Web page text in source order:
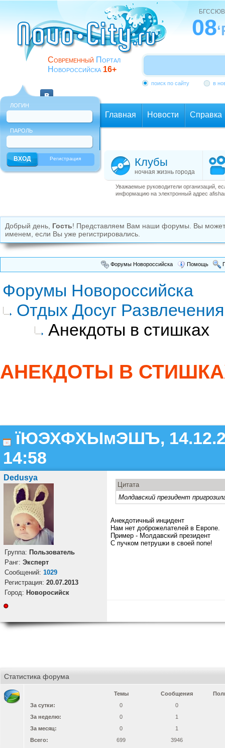
Современный Портал
Новороссийска 16+
08
поиск по сайту в
ЛОГИН
ПАРОЛЬ
Регистрация
Главная Новости Справка
Клубы
ночная жизнь города
Уважаемые руководители организаций,
информацию на электронный адрес
Добрый день, Гость! Представляем Вам наши форумы. Вы
именем, если Вы уже регистрировались.
Форумы Новороссийска Помощь
Форумы Новороссийска
Отдых Досуг Развлечения
Анекдоты в стишках
АНЕКДОТЫ В
їЮЭХФХЫмЭШЪ,
14:58
Dedusya
Группа: Пользователь
Ранг: Эксперт
Cообщений: 1029
Регистрация: 20.07.2013
Город: Новоросийск
Цитата
Молдавский президент
Анекдотичный инцидент
Нам нет доброжелателей в Европе.
Пример - Молдавский президент
С пучком петрушки в своей попе!
Статистика форума
Темы Сообщения
За сутки:
0
0
За неделю:
0
1
За месяц:
0
1
Всего:
699
3946